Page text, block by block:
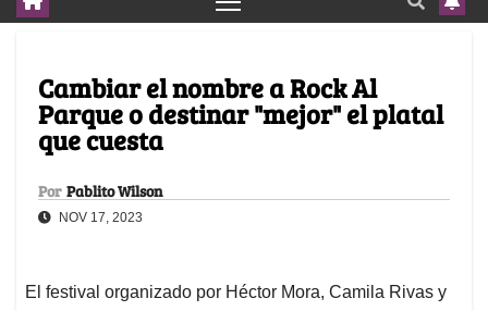
Cambiar el nombre a Rock Al
Parque o destinar "mejor" el platal
que cuesta
Por Pablito Wilson
NOV 17, 2023
El festival organizado por Héctor Mora, Camila Rivas y